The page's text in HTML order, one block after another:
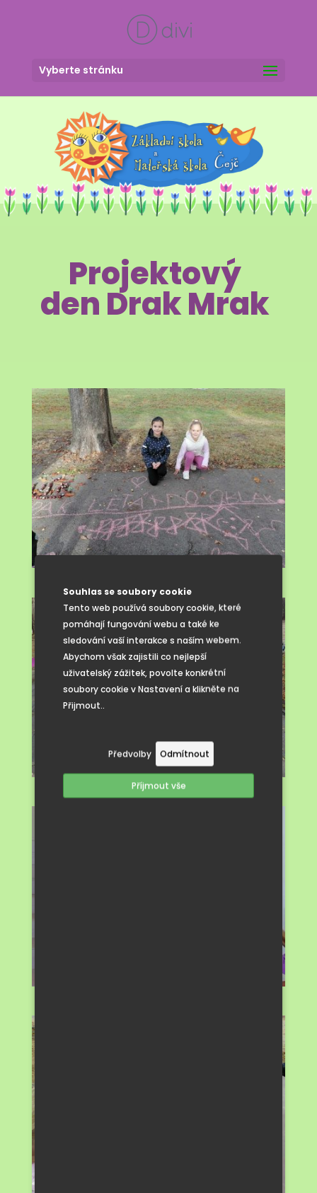
Souhlas se soubory cookie
Tento web používá soubory cookie, které
pomáhají fungování webu a také ke
sledování vaší interakce s naším webem.
Abychom však zajistili co nejlepší
uživatelský zážitek, povolte konkrétní
soubory cookie v Nastavení a klikněte na
Přijmout..
Předvolby Odmítnout
Příjmout vše
Vyberte stránku
Projektový
den Drak Mrak